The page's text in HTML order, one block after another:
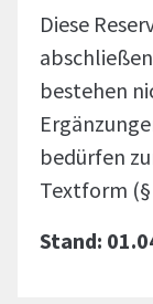
Diese
bestehen
bedürfen
Textform (§
Stand: